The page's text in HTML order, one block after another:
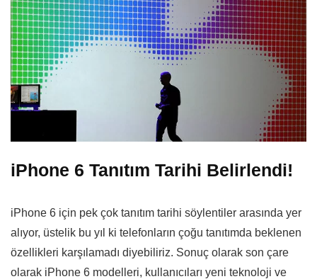
iPhone 6 Tanıtım Tarihi Belirlendi!
iPhone 6 için pek çok tanıtım tarihi söylentiler arasında yer
alıyor, üstelik bu yıl ki telefonların çoğu tanıtımda beklenen
özellikleri karşılamadı diyebiliriz. Sonuç olarak son çare
olarak iPhone 6 modelleri, kullanıcıları yeni teknoloji ve